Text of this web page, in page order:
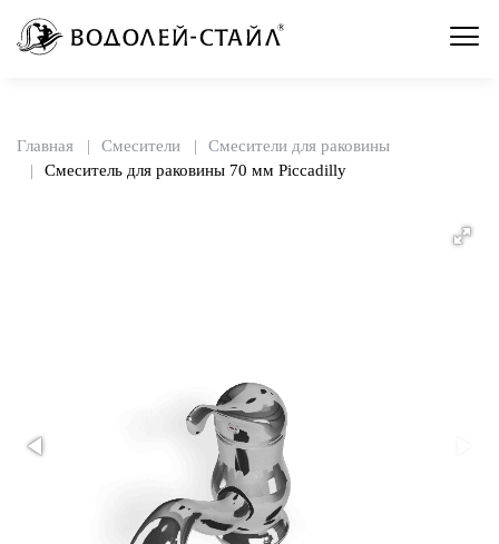
Главная Смесители
Смесители для раковины
Смеситель для раковины 70 мм Piccadilly